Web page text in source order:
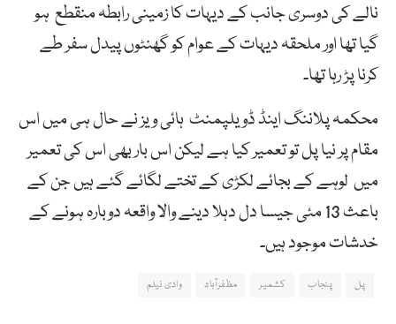
نالے کی دوسری جانب کے دیہات کا زمینی رابطہ منقطع ہو
گیا تھا اور ملحقہ دیہات کے عوام کو گھنٹوں پیدل سفر طے
کرنا پڑ رہا تھا۔
محکمہ پلاننگ اینڈ ڈویلپمنٹ ہائی ویز نے حال ہی میں اس
مقام پر نیا پل تو تعمیر کیا ہے لیکن اس بار بھی اس کی تعمیر
میں لوہے کے بجائے لکڑی کے تختے لگائے گئے ہیں جن کے
باعث 13 مئی جیسا دل دہلا دینے والا واقعہ دوبارہ ہونے کے
خدشات موجود ہیں۔
پل پنجاب کشمیر مظفرآباد وادی نیلم